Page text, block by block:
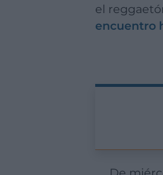
el
encuentro